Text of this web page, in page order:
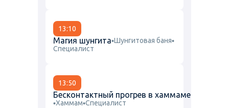
13:10
Магия шунгита Шунгитовая баня
Специалист
13:50
Бесконтактный прогрев в хаммаме
Хаммам Специалист